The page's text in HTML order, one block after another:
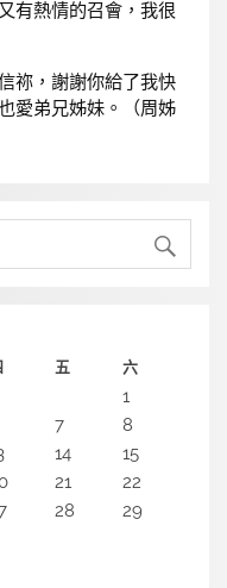
有熱情的召會，我很
祢，謝謝你給了我快
愛弟兄姊妹。（周姊
五 六
1
7
8
14
15
21
22
28
29